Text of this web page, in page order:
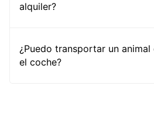
alquiler?
¿Puedo transportar un
el coche?